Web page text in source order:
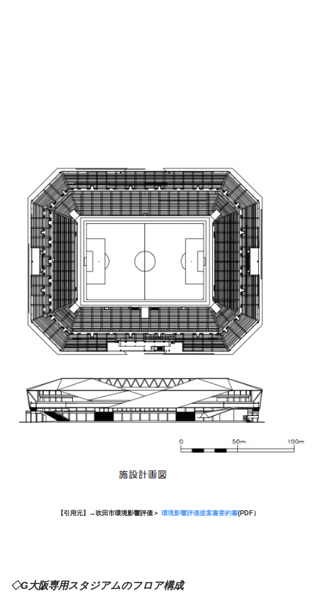
【引用元】→ 吹田市環境影響評価＞ 環境影響評価提案書要約書(PDF）
◇G大阪専用スタジアムのフロア構成